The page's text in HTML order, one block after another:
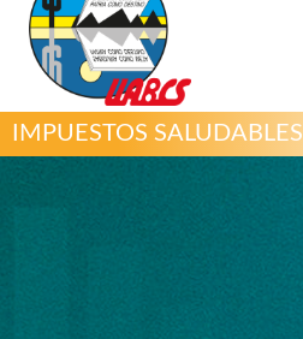
IMPUESTOS SALUDABLES